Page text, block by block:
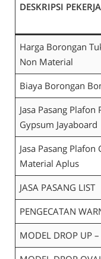
DESKRIPSI
Harga Borongan
Non Material
Biaya Borongan
Jasa Pasang
Gypsum Jayaboard
Jasa Pasang Plafon
Material Aplus
JASA PASANG LIST
PENGECATAN
MODEL DROP UP